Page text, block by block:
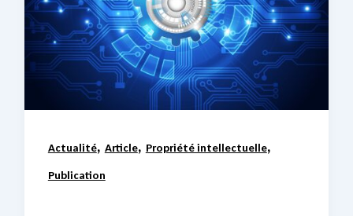
Actualité, Article, Propriété intellectuelle,
Publication